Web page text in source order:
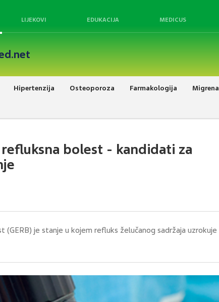
LIJEKOVI EDUKACIJA MEDICUS
Hipertenzija Osteoporoza Farmakologija Migrena
bolest - kandidati za
je stanje u kojem refluks želučanog sadržaja uzrokuje